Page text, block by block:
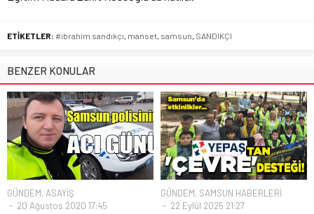
ETİKETLER: #ibrahim sandıkçı, manset, samsun, SANDIKÇI
BENZER KONULAR
GÜNDEM, ASAYİŞ
20 Ağustos 2020 17:45
GÜNDEM, SAMSUN HABERLERİ
22 Eylül 2025 21:27